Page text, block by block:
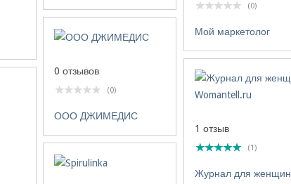
(0)
Мой маркетолог
0 отзывов
(0)
ООО ДЖИМЕДИС
1 отзыв
(1)
Журнал для женщин